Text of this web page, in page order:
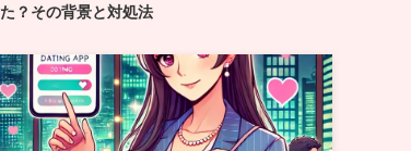
た？その背景と対処法